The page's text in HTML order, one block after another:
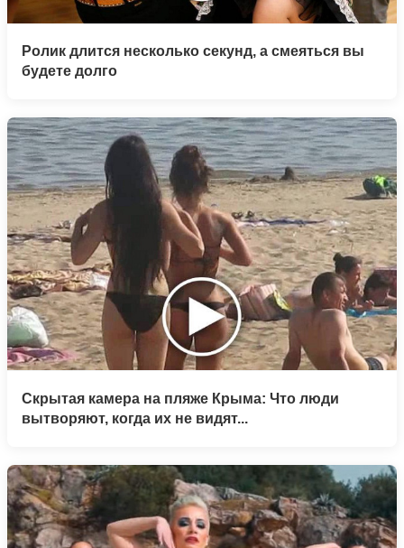
Ролик длится несколько секунд, а смеяться вы
будете долго
Скрытая камера на пляже Крыма: Что люди
вытворяют, когда их не видят...